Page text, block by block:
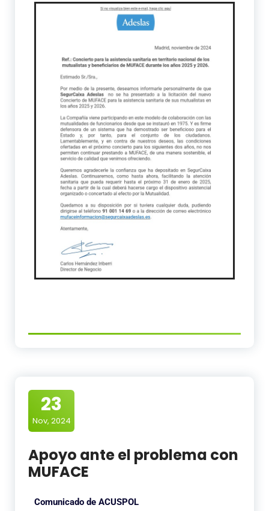
23
Nov, 2024
Apoyo ante el problema con
MUFACE
Comunicado de ACUSPOL